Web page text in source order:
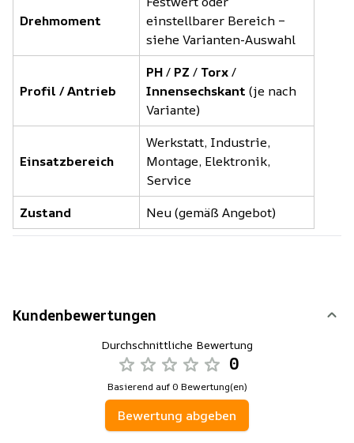
Drehmoment
einstellbarer Bereich –
siehe Varianten-Auswahl
Profil / Antrieb
PH/PZ / Torx/
Innensechskant (je nach
Variante)
Einsatzbereich
Werkstatt, Industrie,
Montage, Elektronik,
Service
Zustand
Neu (gemäß Angebot)
Kundenbewertungen
Durchschnittliche Bewertung
0
Basierend auf 0 Bewertung(en)
Bewertung abgeben